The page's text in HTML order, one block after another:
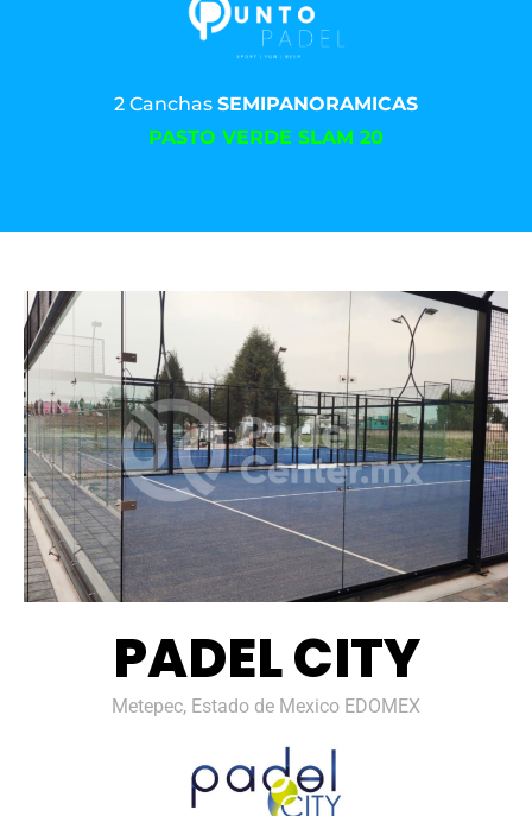
2 Canchas SEMIPANORAMICAS
PASTO VERDE SLAM 20
PADEL CITY
Metepec, Estado de Mexico EDOMEX